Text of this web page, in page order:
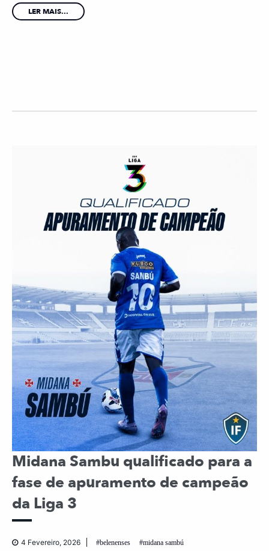
LER MAIS...
Midana Sambu qualificado para a
fase de apuramento de campeão
da Liga 3
4 Fevereiro, 2026 belenenses midana sambú